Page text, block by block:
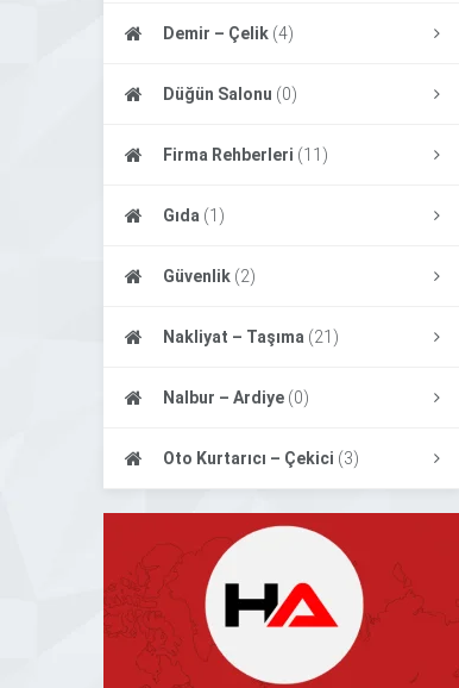
Demir – Çelik (4)
Düğün Salonu (0)
Firma Rehberleri (11)
Gıda (1)
Güvenlik (2)
Nakliyat – Taşıma (21)
Nalbur – Ardiye (0)
Oto Kurtarıcı – Çekici (3)